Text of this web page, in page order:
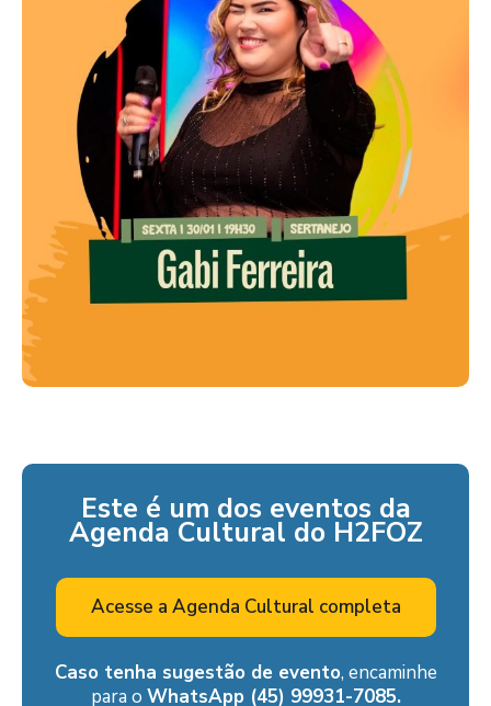
Este é um dos eventos da
Agenda Cultural do H2FOZ
Acesse a Agenda Cultural completa
Caso tenha sugestão de evento, encaminhe
para o WhatsApp (45) 99931-7085.